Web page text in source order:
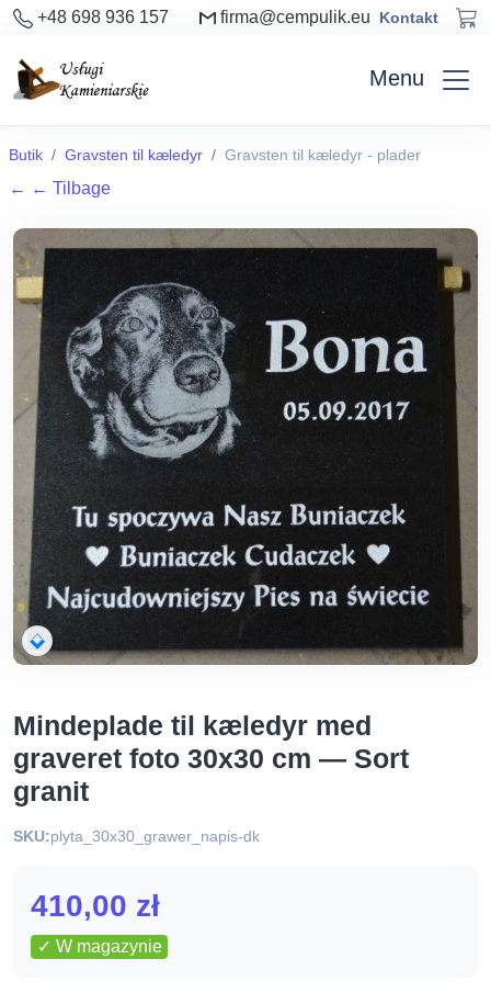
+48 698 936 157 firma@cempulik.eu Kontakt
Menu
Butik Gravsten til kæledyr Gravsten til kæledyr - plader
← ← Tilbage
Mindeplade til kæledyr med
graveret foto 30x30 cm — Sort
granit
SKU:plyta_30x30_grawer_napis-dk
410,00 zł
✓ W magazynie